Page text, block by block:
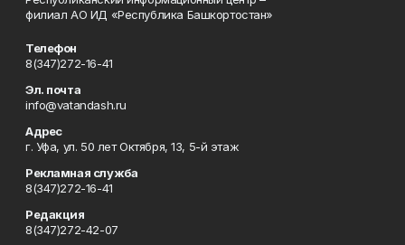
филиал АО ИД «Республика Башкортостан»
Телефон
8(347)272-16-41
Эл. почта
info@vatandash.ru
Адрес
г. Уфа, ул. 50 лет Октября, 13, 5-й этаж
Рекламная служба
8(347)272-16-41
Редакция
8(347)272-42-07